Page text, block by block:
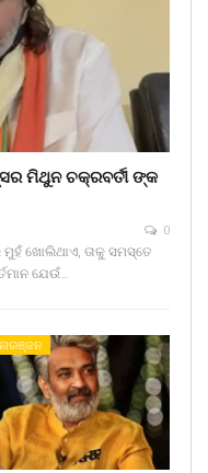
ମିଥୁନ ଚକ୍ରବର୍ତୀ ଙ୍କ
0
ଖୋଲିଥାଏ, ତାକୁ ସମସ୍ତେ
ଯେଉଁ…